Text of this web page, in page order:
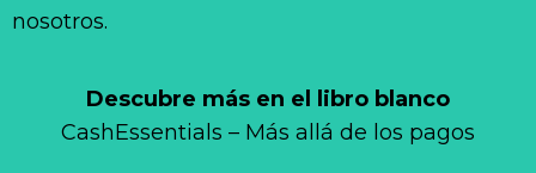
Descubre más en el libro blanco
CashEssentials – Más allá de los pagos
nosotros.